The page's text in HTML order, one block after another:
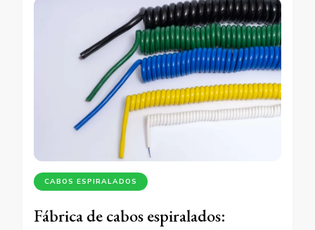
CABOS ESPIRALADOS
Fábrica de cabos espiralados: